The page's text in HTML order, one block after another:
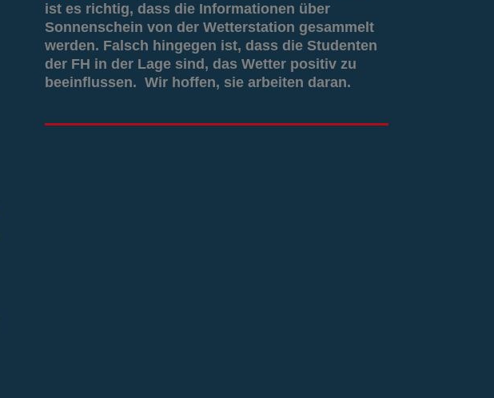
ist es richtig, dass die Informationen über
Sonnenschein von der Wetterstation gesammelt
werden. Falsch hingegen ist, dass die Studenten
der FH in der Lage sind, das Wetter positiv zu
beeinflussen. Wir hoffen, sie arbeiten daran.